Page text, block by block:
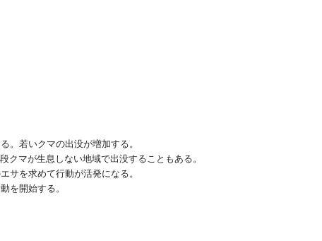
。若いクマの出没が増加する。
マが生息しない地域で出没することもある。
を求めて行動が活発になる。
を開始する。